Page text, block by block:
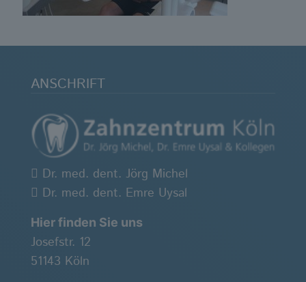
ANSCHRIFT
Dr. med. dent. Jörg Michel
Dr. med. dent. Emre Uysal
Hier finden Sie uns
Josefstr. 12
51143 Köln